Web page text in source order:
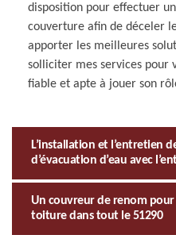
disposition pour effectuer
couverture afin de déceler
apporter les meilleures
solliciter mes services pour
fiable et apte à jouer son
L’installation et l’entretien
d’évacuation d’eau avec
Un couvreur de renom
toiture dans tout le 51290